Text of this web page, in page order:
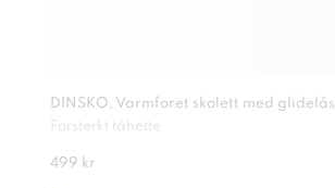
DINSKO, Varmforet skolett med glidelås
Forsterkt tåhette
499 kr